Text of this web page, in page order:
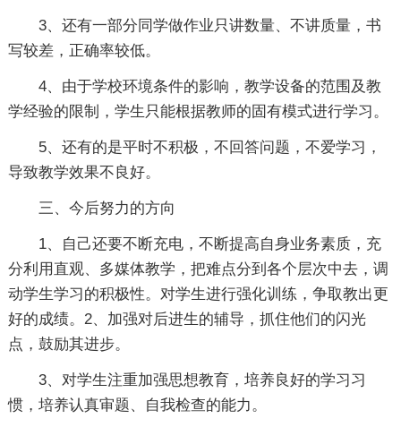
3、还有一部分同学做作业只讲数量、不讲质量，书
写较差，正确率较低。
4、由于学校环境条件的影响，教学设备的范围及教
学经验的限制，学生只能根据教师的固有模式进行学习。
5、还有的是平时不积极，不回答问题，不爱学习，
导致教学效果不良好。
三、今后努力的方向
1、自己还要不断充电，不断提高自身业务素质，充
分利用直观、多媒体教学，把难点分到各个层次中去，调
动学生学习的积极性。对学生进行强化训练，争取教出更
好的成绩。2、加强对后进生的辅导，抓住他们的闪光
点，鼓励其进步。
3、对学生注重加强思想教育，培养良好的学习习
惯，培养认真审题、自我检查的能力。